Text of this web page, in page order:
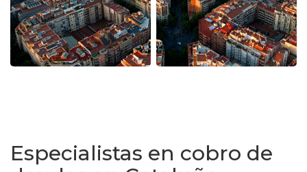
Especialistas en cobro de